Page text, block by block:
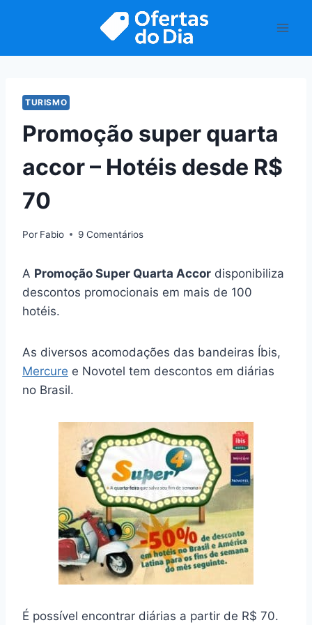
TURISMO
Promoção super quarta
accor – Hotéis desde R$
70
Por Fabio 9 Comentários
A Promoção Super Quarta Accor disponibiliza
descontos promocionais em mais de 100
hotéis.
As diversos acomodações das bandeiras Íbis,
Mercure e Novotel tem descontos em diárias
no Brasil.
É possível encontrar diárias a partir de R$ 70.